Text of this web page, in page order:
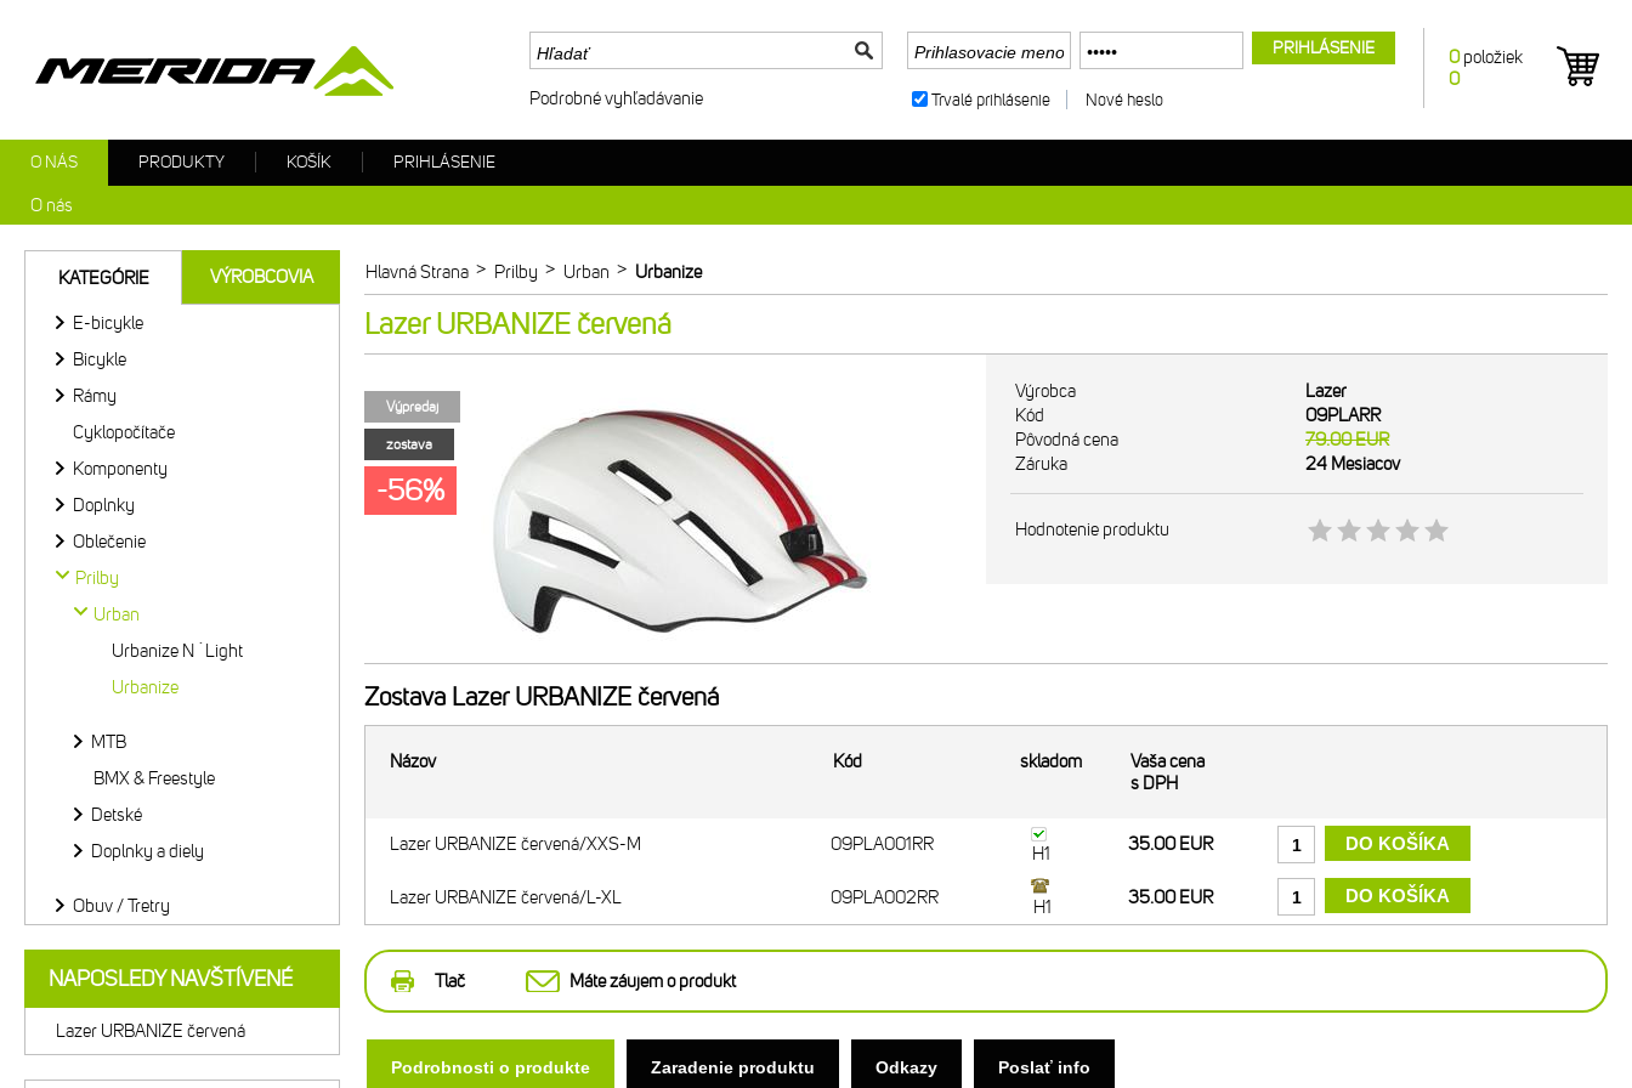
Hlavná Strana > Prilby > Urban > Urbanize
Lazer URBANIZE červená
Výpredaj
zostava
-56%
Výrobca
Lazer
Kód
09PLARR
Pôvodná cena
79.00EUR
Záruka
24 Mesiacov
Hodnotenie produktu
Zostava Lazer URBANIZE červená
Názov Kód skladom
Vaša cena
s DPH
Lazer URBANIZE červená/XXS-M 09PLA001RR H1 35.00 EUR
Lazer URBANIZE červená/L-XL 09PLA002RR H1 35.00 EUR
Tlač Máte záujem o produkt
Podrobnosti o produkte Zaradenie produktu Odkazy Poslať info
KATEGÓRIE VÝROBCOVIA
E-bicykle
Bicykle
Rámy
Cyklopočítače
Komponenty
Doplnky
Oblečenie
Prilby
Urban
Urbanize N´Light
Urbanize
MTB
BMX & Freestyle
Detské
Doplnky a diely
Obuv / Tretry
NAPOSLEDY NAVŠTÍVENÉ
Lazer URBANIZE červená
Podrobné vyhľadávanie
O NÁS
O nás
PRODUKTY KOŠÍK PRIHLÁSENIE
0 položiek
0
PRIHLÁSENIE
Trvalé prihlásenie Nové heslo